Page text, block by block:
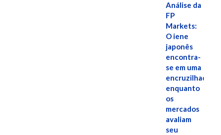
Análise da
FP
Markets:
O iene
japonês
encontra-
se em uma
encruzilhada
enquanto
os
mercados
avaliam
seu